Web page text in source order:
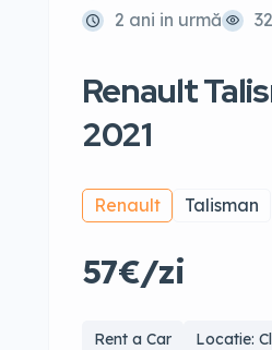
2 ani in urmă
Renault
2021
Renault Talisman
57€/zi
Rent a Car
Locatie: